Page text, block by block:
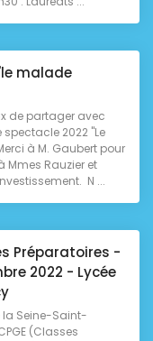
"le malade
de partager avec
2022 "Le
à M. Gaubert pour
Rauzier et
N ...
Préparatoires -
2022 - Lycée
la Seine-Saint-
(Classes